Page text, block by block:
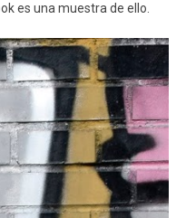
es una muestra de ello.